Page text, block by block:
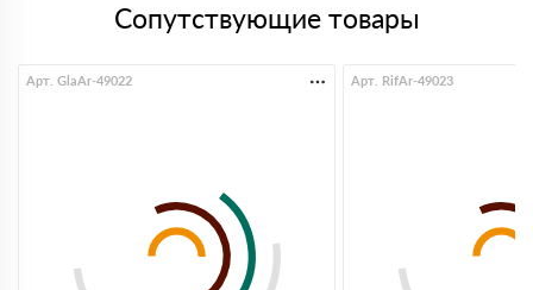
Сопутствующие товары
Арт. GlaAr-49022 Арт. RifAr-49023